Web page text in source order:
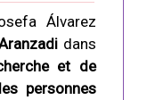
Álvarez
dans
et de
personnes